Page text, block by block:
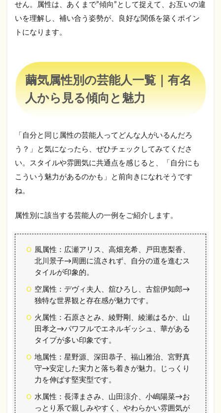
せん。属性は、あくまで”傾向”として捉えて、お互いの違
いを理解し、補い合う姿勢が、良好な関係を築くポイン
トになります。
繭気属性別の芸能人一覧｜有名
人から見る傾向と魅力
「自分と同じ属性の芸能人ってどんな人がいるんだろ
う？」と気になったら、ぜひチェックしてみてくださ
い。スタイルや雰囲気に共通点を感じると、「自分にも
こういう魅力があるのかも」と前向きになれそうです
ね。
属性別に該当する芸能人の一例をご紹介します。
風属性：広瀬アリス、高畑充希、戸田恵梨香、
北川景子→周囲に流されず、自分の道を進むス
タイルが印象的。
空属性：デヴィ夫人、舘ひろし、古舘伊知郎→
独特な世界観と存在感が魅力です。
火属性：石原さとみ、綾野剛、綾瀬はるか、山
田孝之→パワフルでエネルギッシュ、華がある
タイプが多い印象です。
地属性：星野源、深田恭子、福山雅治、宮野真
守→安定した実力と落ち着きが魅力。じっくり
力を伸ばす堅実型です。
水属性：長澤まさみ、山田涼介、小嶋陽菜→お
っとり系で親しみやすく、やわらかい雰囲気が